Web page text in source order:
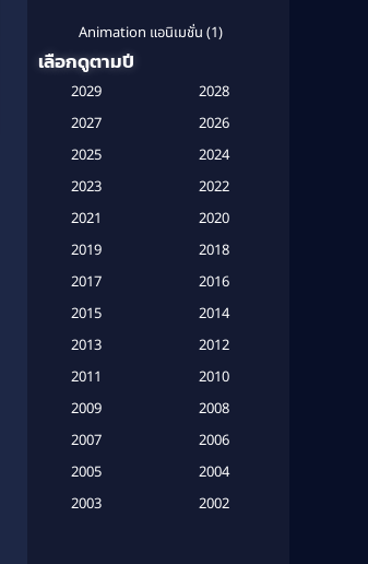
Animation แอนิเมชั่น (1)
(120)
Based on a True Story สร้างจาก
Based on a True Story เรื่องจริง
Based on a True Story เรื่องจริง
Based on Novel (6)
เลือกดูตามปี
2029
2028
2027
2026
2025
2024
2023
2022
2021
2020
2019
2018
2017
2016
2015
2014
2013
2012
2011
2010
2009
2008
2007
2006
2005
2004
2003
2002